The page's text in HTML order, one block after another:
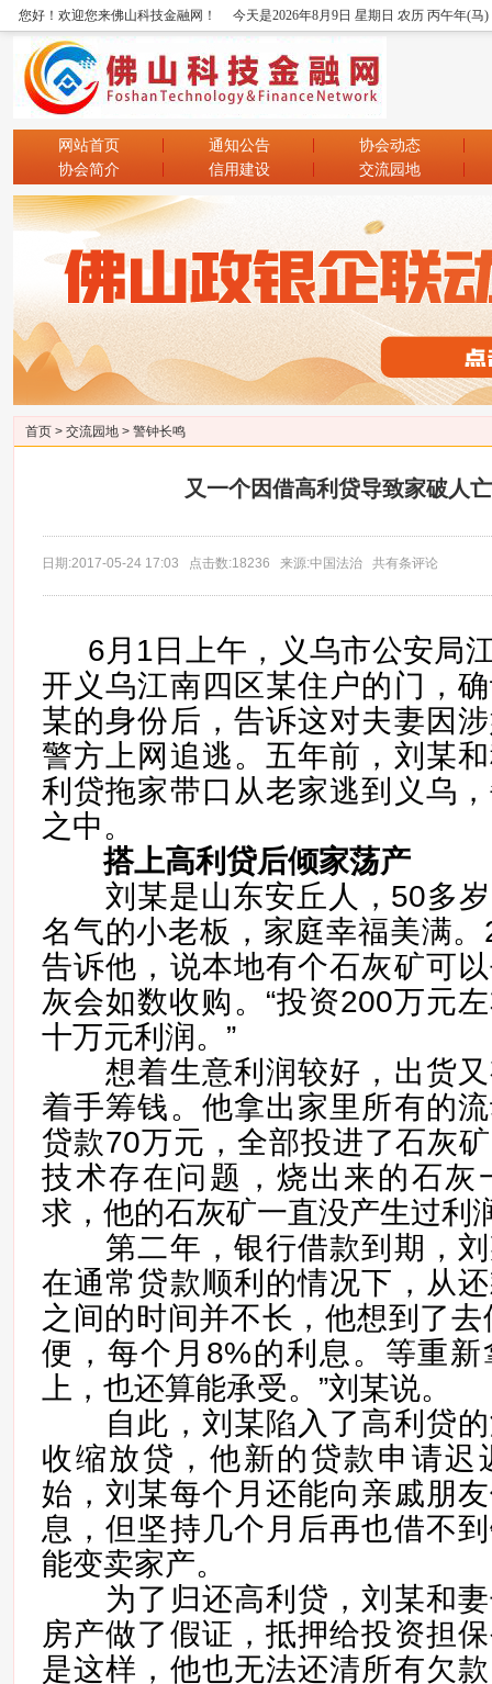
您好！欢迎您来佛山科技金融网！ 今天是2026年8月9日 星期日 农历 丙午年(马
网站首页 通知公告
协会动态
协会简介
信用建设 交流园地
首页 > 交流园地 > 警钟长鸣
又一个因借高利贷导致家破人
日期:2017-05-24 17:03 点击数:18236 来源:中国法治 共有条评论
6月1日上午，义乌市公安局
开义乌江南四区某住户的门，
某的身份后，告诉这对夫妻因
警方上网追逃。五年前，刘某
利贷拖家带口从老家逃到义乌
之中。
搭上高利贷后倾家荡产
刘某是山东安丘人，50多岁
名气的小老板，家庭幸福美满
告诉他，说本地有个石灰矿可
灰会如数收购。“投资200万元
十万元利润。”
想着生意利润较好，出货又
着手筹钱。他拿出家里所有的
贷款70万元，全部投进了石灰
技术存在问题，烧出来的石灰
求，他的石灰矿一直没产生过利
第二年，银行借款到期，刘
在通常贷款顺利的情况下，从
之间的时间并不长，他想到了去
便，每个月8%的利息。等重
上，也还算能承受。”刘某说。
自此，刘某陷入了高利贷的
收缩放贷，他新的贷款申请迟
始，刘某每个月还能向亲戚朋
息，但坚持几个月后再也借不
能变卖家产。
为了归还高利贷，刘某和妻
房产做了假证，抵押给投资担
是这样，他也无法还清所有欠